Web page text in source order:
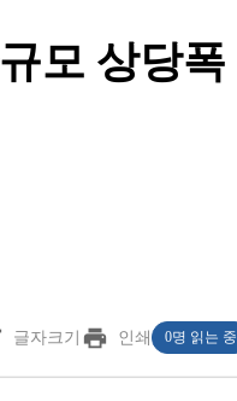
모 상당폭
글자크기 print 인쇄 0명 읽는 중